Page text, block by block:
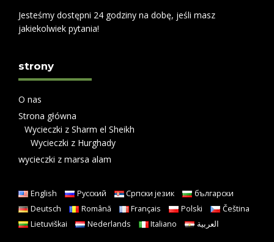
Jesteśmy dostępni 24 godziny na dobę, jeśli masz
jakiekolwiek pytania!
strony
O nas
Strona główna
Wycieczki z Sharm el Sheikh
Wycieczki z Hurghady
wycieczki z marsa alam
English Русский Српски језик
български
Deutsch
Română Français Polski
Čeština
Lietuviškai
Nederlands Italiano العربية